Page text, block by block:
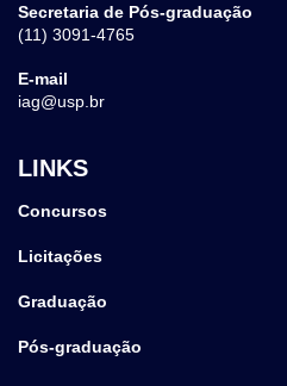
Secretaria de Pós-graduação
(11) 3091-4765
E-mail
iag@usp.br
LINKS
Concursos
Licitações
Graduação
Pós-graduação